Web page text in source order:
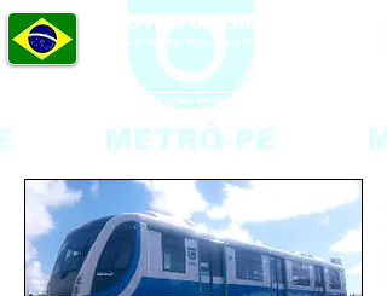
FERROVIAS BRASILEIRAS
Álbum de Fotos das Principais Ferrovias
O Senhor é o meu pastor, nada me faltará. Ainda que eu atravesse o vale da sombra
da morte, não temerei mal algum, pois Tu estás comigo.